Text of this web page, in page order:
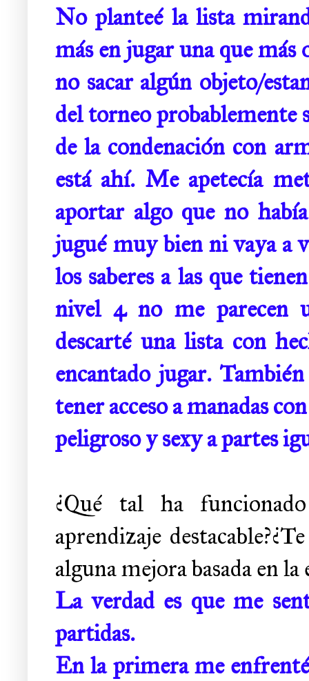
No planteé la lista
más en jugar una que
no sacar algún objeto/
del torneo
de la condenación con
está ahí. Me apetecía
aportar algo que no
jugué muy bien ni vaya a
los saberes a las que
nivel 4 no me parecen
descarté una lista con
encantado jugar.
tener acceso a manadas
peligroso y sexy a partes
¿Qué tal ha
aprendizaje
alguna mejora basada en la
La verdad es que me
partidas.
En la primera me